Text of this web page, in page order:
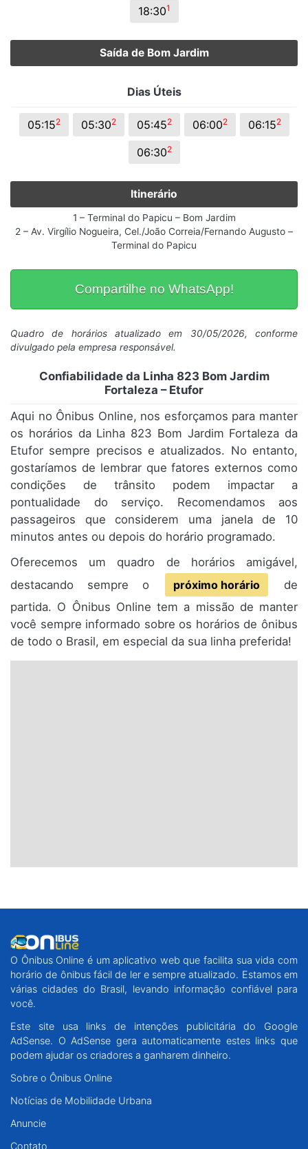
18:301
Saída de Bom Jardim
Dias Úteis
05:152 05:302 05:452 06:002 06:152
06:302
Itinerário
1 – Terminal do Papicu – Bom Jardim
2 – Av. Virgílio Nogueira, Cel./João Correia/Fernando Augusto –
Terminal do Papicu
Compartilhe no WhatsApp!
Quadro de horários atualizado em 30/05/2026, conforme
divulgado pela empresa responsável.
Confiabilidade da Linha 823 Bom Jardim
Fortaleza – Etufor
Aqui no Ônibus Online, nos esforçamos para manter
os horários da Linha 823 Bom Jardim Fortaleza da
Etufor sempre precisos e atualizados. No entanto,
gostaríamos de lembrar que fatores externos como
condições de trânsito podem impactar a
pontualidade do serviço. Recomendamos aos
passageiros que considerem uma janela de 10
minutos antes ou depois do horário programado.
Oferecemos um quadro de horários amigável,
destacando sempre o
próximo horário
de
partida. O Ônibus Online tem a missão de manter
você sempre informado sobre os horários de ônibus
de todo o Brasil, em especial da sua linha preferida!
O Ônibus Online é um aplicativo web que facilita sua vida com
horário de ônibus fácil de ler e sempre atualizado. Estamos em
várias cidades do Brasil, levando informação confiável para
você.
Este site usa links de intenções publicitária do Google
AdSense. O AdSense gera automaticamente estes links que
podem ajudar os criadores a ganharem dinheiro.
Sobre o Ônibus Online
Notícias de Mobilidade Urbana
Anuncie
Contato